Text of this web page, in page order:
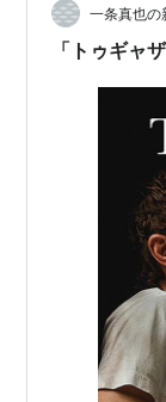
貌を紐解いて
一条真也の
「トゥギャザ